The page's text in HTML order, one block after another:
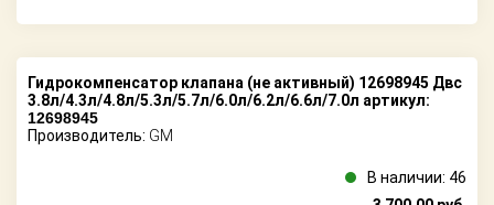
Гидрокомпенсатор клапана (не активный) 12698945 Двс
3.8л/4.3л/4.8л/5.3л/5.7л/6.0л/6.2л/6.6л/7.0л артикул:
12698945
Производитель: GM
В наличии: 46